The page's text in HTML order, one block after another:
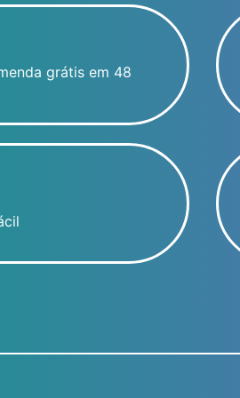
grátis em 48